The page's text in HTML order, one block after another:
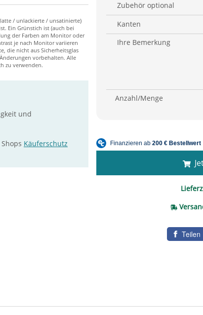
und
Käuferschutz
Zubehör optional
Kanten
Ihre Bemerkung
Anzahl/Menge
Teilen